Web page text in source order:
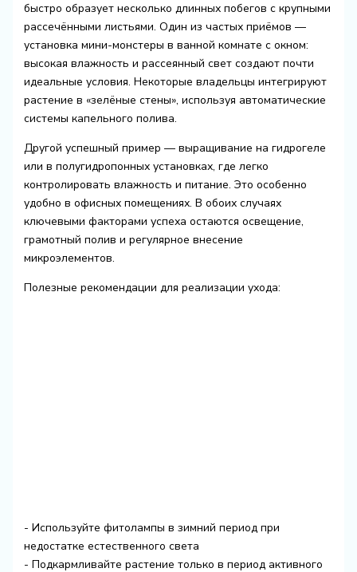
быстро образует несколько длинных побегов с крупными
рассечёнными листьями. Один из частых приёмов —
установка мини-монстеры в ванной комнате с окном:
высокая влажность и рассеянный свет создают почти
идеальные условия. Некоторые владельцы интегрируют
растение в «зелёные стены», используя автоматические
системы капельного полива.
Другой успешный пример — выращивание на гидрогеле
или в полугидропонных установках, где легко
контролировать влажность и питание. Это особенно
удобно в офисных помещениях. В обоих случаях
ключевыми факторами успеха остаются освещение,
грамотный полив и регулярное внесение
микроэлементов.
Полезные рекомендации для реализации ухода:
- Используйте фитолампы в зимний период при
недостатке естественного света
- Подкармливайте растение только в период активного